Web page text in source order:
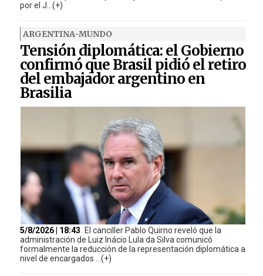
por el J...(+)
ARGENTINA-MUNDO
Tensión diplomática: el Gobierno
confirmó que Brasil pidió el retiro
del embajador argentino en
Brasilia
5/8/2026 | 18:43
El canciller Pablo Quirno reveló que la
administración de Luiz Inácio Lula da Silva comunicó
formalmente la reducción de la representación diplomática a
nivel de encargados ...(+)